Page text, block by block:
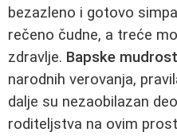
bezazleno i gotovo
rečeno čudne, a treće
zdravlje. Bapske
narodnih verovanja,
dalje su nezaobilazan
roditeljstva na ovim